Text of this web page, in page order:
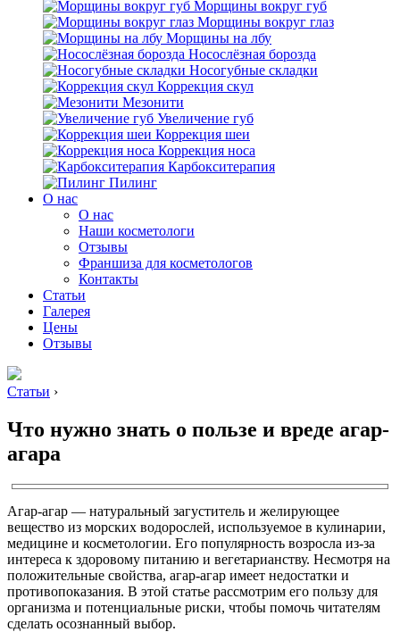
Морщины вокруг губ
Морщины вокруг глаз
Морщины на лбу
Носослёзная борозда
Носогубные складки
Коррекция скул
Мезонити
Увеличение губ
Коррекция шеи
Коррекция носа
Карбокситерапия
Пилинг
O нас
O нас
Наши косметологи
Отзывы
Франшиза для косметологов
Контакты
Статьи
Галерея
Цены
Отзывы
Статьи ›
Что нужно знать о пользе и вреде агар-
агара
Агар-агар — натуральный загуститель и желирующее
вещество из морских водорослей, используемое в кулинарии,
медицине и косметологии. Его популярность возросла из-за
интереса к здоровому питанию и вегетарианству. Несмотря на
положительные свойства, агар-агар имеет недостатки и
противопоказания. В этой статье рассмотрим его пользу для
организма и потенциальные риски, чтобы помочь читателям
сделать осознанный выбор.